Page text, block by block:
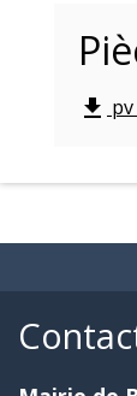
file_download